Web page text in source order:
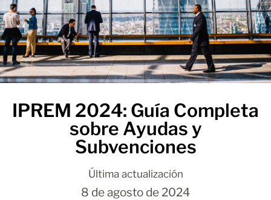
IPREM 2024: Guía Completa
sobre Ayudas y
Subvenciones
Última actualización
8 de agosto de 2024